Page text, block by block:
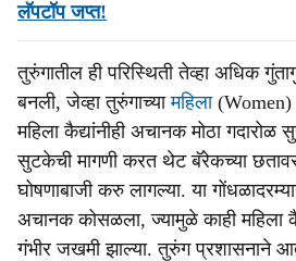
लॅपटॉप जप्त!
तुरुंगातील ही परिस्थिती तेव्हा अधिक
बनली, जेव्हा तुरुंगाच्यामहिला(Women)
महिला कैद्यांनीही अचानक मोठा
सुटकेची मागणी करत थेट बॅरेकच्या
घोषणाबाजी करु लागल्या. या
अचानक कोसळला, ज्यामुळे काही महिला
गंभीर जखमी झाल्या. तुरुंग प्रशासनाने